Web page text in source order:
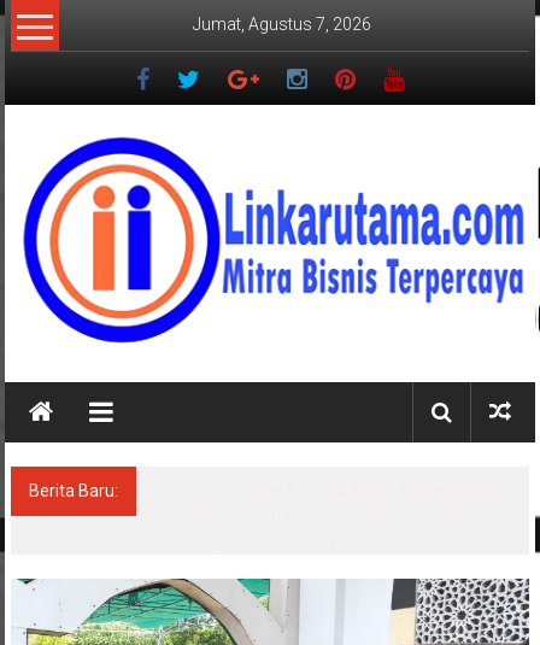
Lompat
ke
Jumat, Agustus 7, 2026
LINKARUTAMA.COM
Mitra
Terpercaya
Berita Baru: